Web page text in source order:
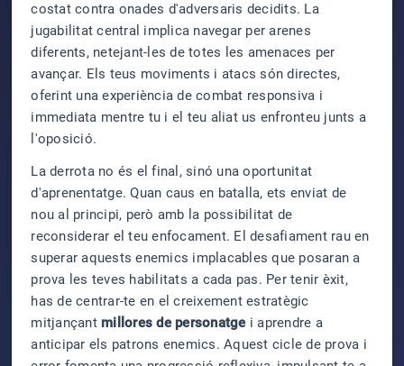
costat contra onades d'adversaris decidits. La
jugabilitat central implica navegar per arenes
diferents, netejant-les de totes les amenaces per
avançar. Els teus moviments i atacs són directes,
oferint una experiència de combat responsiva i
immediata mentre tu i el teu aliat us enfronteu junts a
l'oposició.
La derrota no és el final, sinó una oportunitat
d'aprenentatge. Quan caus en batalla, ets enviat de
nou al principi, però amb la possibilitat de
reconsiderar el teu enfocament. El desafiament rau en
superar aquests enemics implacables que posaran a
prova les teves habilitats a cada pas. Per tenir èxit,
has de centrar-te en el creixement estratègic
mitjançant millores de personatgei aprendre a
anticipar els patrons enemics. Aquest cicle de prova i